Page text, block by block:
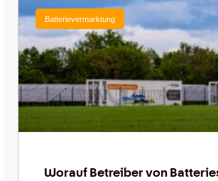
Batterievermarktung
Worauf Betreiber von